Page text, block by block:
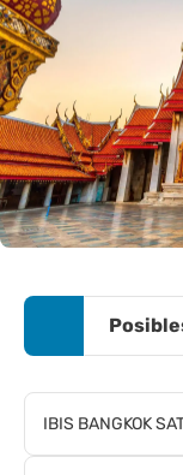
IBIS BANGKOK